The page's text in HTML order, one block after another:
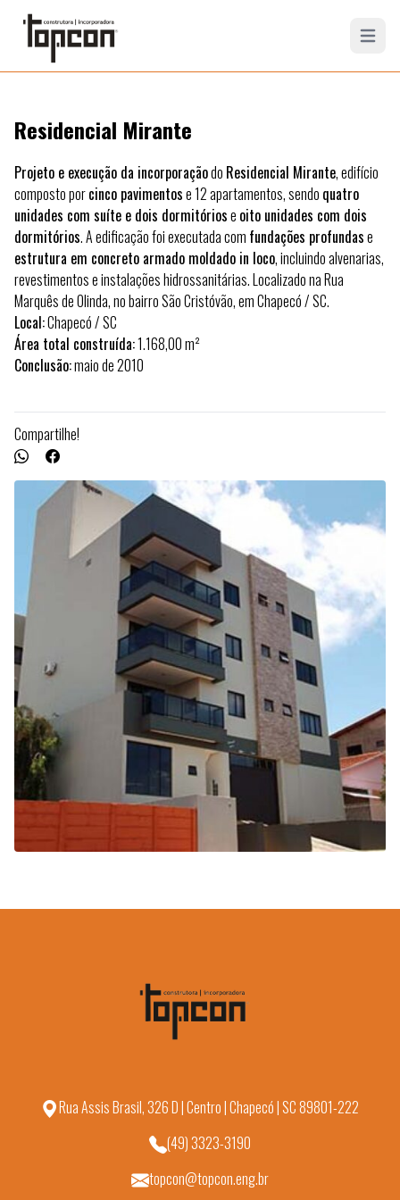
Open
Residencial Mirante
Projeto e execução da incorporaçãodo Residencial Mirante, edifício
composto porcinco pavimentose 12 apartamentos, sendo quatro
unidades com suíte e dois dormitóriose oito unidades com dois
dormitórios. A edificação foi executada com fundações profundase
estrutura em concreto armado moldado in loco, incluindo alvenarias,
revestimentos e instalações hidrossanitárias. Localizado na Rua
Marquês de Olinda, no bairro São Cristóvão, em Chapecó / SC.
Local:Chapecó / SC
Área total construída:1.168,00 m²
Conclusão:maio de 2010
Compartilhe!
Rua Assis Brasil, 326 D | Centro | Chapecó | SC 89801-222
(49) 3323-3190
topcon@topcon.eng.br